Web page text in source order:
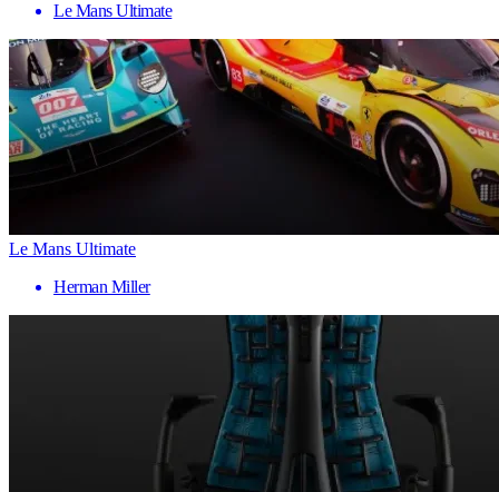
Le Mans Ultimate
Le Mans Ultimate
Herman Miller